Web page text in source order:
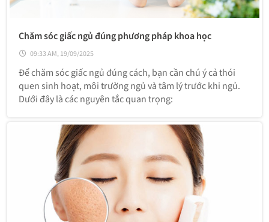
Chăm sóc giấc ngủ đúng phương pháp khoa học
09:33 AM, 19/09/2025
Để chăm sóc giấc ngủ đúng cách, bạn cần chú ý cả thói
quen sinh hoạt, môi trường ngủ và tâm lý trước khi ngủ.
Dưới đây là các nguyên tắc quan trọng: